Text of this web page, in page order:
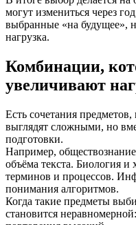
могут измениться через
выбранные «на будущее»,
нагрузка.
Комбинации,
увеличивают
Есть сочетания
выглядят сложными, но
подготовки.
Например,
объёма текста. Биология
терминов и процессов.
понимания алгоритмов.
Когда такие предметы
становится